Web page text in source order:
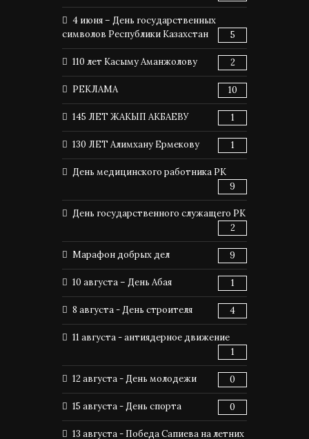
4 июня – День государственных
символов Республики Казахстан
5
110 лет Касыму Аманжолову 2
РЕКЛАМА 10
145 ЛЕТ ЖАКЫП АКБАЕВУ 1
130 ЛЕТ Алимхану Ермекову 1
День медицинского работника РК
9
День государственного служащего РК
2
Марафон добрых дел 9
10 августа – День Абая 1
8 августа - День строителя 4
11 августа - антиядерное движение
1
12 августа - День молодежи 0
15 августа - День спорта 0
13 августа - Победа Сапиева на летних